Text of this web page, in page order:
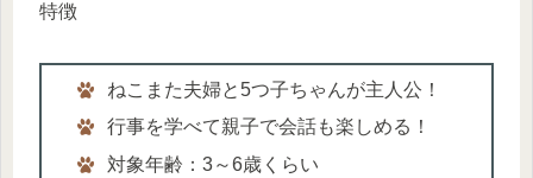
特徴
ねこまた夫婦と5つ子ちゃんが主人公！
行事を学べて親子で会話も楽しめる！
対象年齢：3～6歳くらい